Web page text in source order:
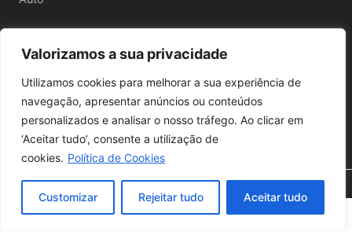
Valorizamos a sua privacidade
Utilizamos cookies para melhorar a sua experiência de
navegação, apresentar anúncios ou conteúdos
personalizados e analisar o nosso tráfego. Ao clicar em
‘Aceitar tudo’, consente a utilização de
cookies. Política de Cookies
Customizar Rejeitar tudo Aceitar tudo
Informações Legais
Política de privacidade
Termos e Condições
Política de Envio e Devoluções
Copyright © 2026 | Powered byAstra WordPress Theme